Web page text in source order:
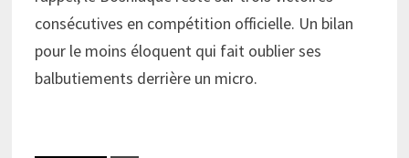
consécutives en compétition officielle. Un bilan
pour le moins éloquent qui fait oublier ses
balbutiements derrière un micro.